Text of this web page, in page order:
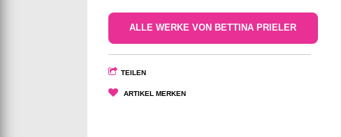
ALLE WERKE VON BETTINA PRIELER
TEILEN
ARTIKEL MERKEN